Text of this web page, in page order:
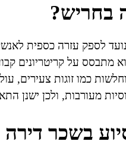
בחריש?
לספק עזרה כספית
מתבסס על קריטריונים
כמו זוגות
מעורבות, ולכן ישנן
בשכר דירה